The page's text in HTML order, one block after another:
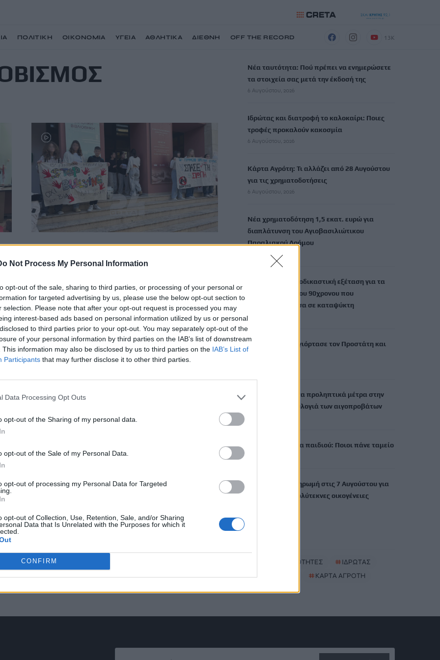
Not Process My Personal Information
opt-out of the sale, sharing to third parties, or processing of your personal or
for targeted advertising by us, please use the below opt-out section to
selection. Please note that after your opt-out request is processed you may
interest-based ads based on personal information utilized by us or personal
to third parties prior to your opt-out. You may separately opt-out of the
of your personal information by third parties on the IAB’s list of downstream
This information may also be disclosed by us to third parties on the IAB’s List of
Participants that may further disclose it to other third parties.
Data Processing Opt Outs
opt-out of the Sharing of my personal data.
opt-out of the Sale of my Personal Data.
opt-out of processing my Personal Data for Targeted
opt-out of Collection, Use, Retention, Sale, and/or Sharing
Data that Is Unrelated with the Purposes for which it
CONFIRM
ΠΟΛΙΤΙΚΗ ΟΙΚΟΝΟΜΙΑ ΥΓΕΙΑ ΑΘΛΗΤΙΚΑ ΔΙΕΘΝΗ OFF THE RECORD
13K
ΗΡΑΚΛΕΙΟ ΚΡΗΤΗ
Ηράκλειο: «Ηχηρό» όχι από τους
Παγκόσμια Ημέρα κατά του Σχολικού Εκφοβισμού η
σημερινή και μαθητές από το Ηράκλειο έστειλαν ηχηρό
μήνυμα! Οι μαθητές…
Newsroom 6 Μαρτίου, 2026
Νέα ταυτότητα: Πού πρέπει να ενημερώσετε
τα στοιχεία σας μετά την έκδοσή της
6 Αυγούστου, 2026
Ιδρώτας και διατροφή το καλοκαίρι: Ποιες
τροφές προκαλούν κακοσμία
6 Αυγούστου, 2026
Κάρτα Αγρότη: Τι αλλάζει από 28 Αυγούστου
για τις χρηματοδοτήσεις
6 Αυγούστου, 2026
Νέα χρηματοδότηση 1,5 εκατ. ευρώ για
διαπλάτυνση του Αγιοβασιλιώτικου
Παραλιακού Δρόμου
6 Αυγούστου, 2026
Τι δείχνει η ιατροδικαστική εξέταση για τα
αίτια θανάτου του 90χρονου που
εντοπίστηκε μέσα σε καταψύκτη
6 Αυγούστου, 2026
Το Αρκαλοχώρι γιόρτασε τον Προστάτη και
Παρατείνονται τα προληπτικά μέτρα στην
Κρήτη για την ευλογιά των αιγοπροβάτων
Έκτακτο επίδομα παιδιού: Ποιοι πάνε ταμείο
ΟΠΕΚΑ: Νέα πληρωμή στις 7 Αυγούστου για
τρίτεκνες και πολύτεκνες οικογένειες
ΝΕΕΣ ΤΑΥΤΟΤΗΤΕΣ #ΙΔΡΩΤΑΣ
#
#ΚΑΡΤΑ ΑΓΡΟΤΗ